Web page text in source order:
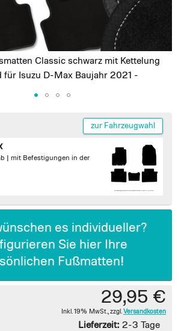
Classic schwarz mit Kettelung
für Isuzu D-Max Baujahr 2021 -
zur Fahrzeugwahl
| mit Befestigungen in der
es individueller?
Sie hier Ihre
Fußmatten!
29,95 €
Inkl. 19% MwSt. zzgl. Versandkosten
Lieferzeit: 2-3 Tage